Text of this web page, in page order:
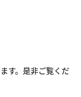
す。是非ご覧くだ